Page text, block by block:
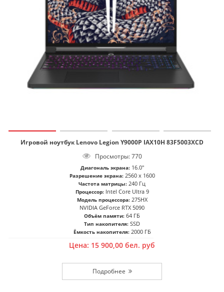
Игровой ноутбук Lenovo Legion Y9000P IAX10H 83F5003XCD
Просмотры: 770
Диагональ экрана: 16.0"
Разрешение экрана: 2560 x 1600
Частота матрицы: 240 Гц
Процессор: Intel Core Ultra 9
Модель процессора: 275HX
NVIDIA GeForce RTX 5090
Объём памяти: 64 ГБ
Тип накопителя: SSD
Ёмкость накопителя: 2000 ГБ
Цена: 15 900,00 бел. руб